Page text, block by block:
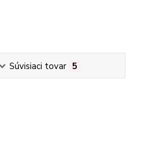
Súvisiaci tovar 5